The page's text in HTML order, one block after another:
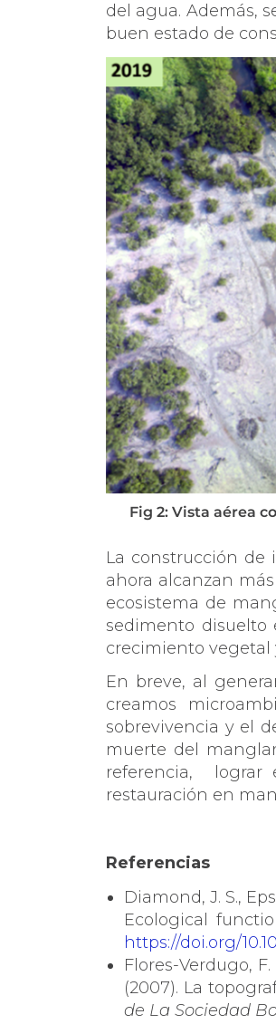
del agua. Además,
buen estado de
Fig 2: Vista aérea
La construcción de
ahora alcanzan
ecosistema de
sedimento disuelto
crecimiento vegetal
En breve, al
creamos
sobrevivencia y el
muerte del
referencia,
restauración en
Referencias
Diamond, J. S.,
Ecological
https://doi.org/
Flores-Verdugo,
(2007). La
de La Sociedad